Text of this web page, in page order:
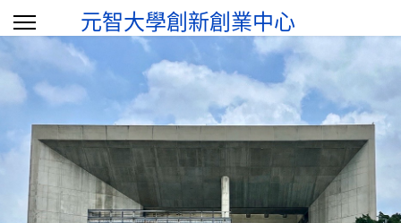
元智大學創新創業中心